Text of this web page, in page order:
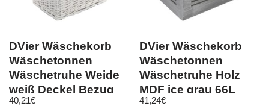
DVier Wäschekorb
Wäschetonnen
Wäschetruhe Weide
weiß Deckel Bezug
40,21€
DVier Wäschekorb
Wäschetonnen
Wäschetruhe Holz
MDF ice grau 66L
41,24€